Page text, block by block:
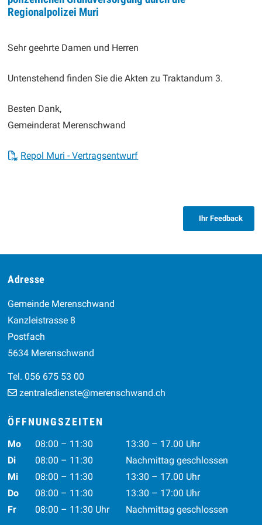
Regionalpolizei Muri
Sehr geehrte Damen und Herren
Untenstehend finden Sie die Akten zu Traktandum 3.
Besten Dank,
Gemeinderat Merenschwand
Repol Muri - Vertragsentwurf
Ihr Feedback
Footer
Adresse
Gemeinde Merenschwand
Kanzleistrasse 8
Postfach
5634 Merenschwand
Tel. 056 675 53 00
zentraledienste@merenschwand.ch
ÖFFNUNGSZEITEN
Wochentag Vormittag Nachmittag
Mo 08:00 – 11:30
13:30 – 17.00 Uhr
Di
08:00 – 11:30
Nachmittag geschlossen
Mi
08:00 – 11:30
13:30 – 17.00 Uhr
Do
08:00 – 11:30
13:30 – 17:00 Uhr
Fr
08:00 – 11:30 Uhr Nachmittag geschlossen